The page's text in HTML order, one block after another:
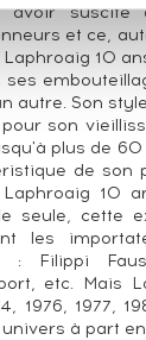
avoir suscité
et ce,
10
autre. Son
son
plus de
de son
10
seule, cette
les
: Filippi
etc. Mais
1976, 1977,
à part